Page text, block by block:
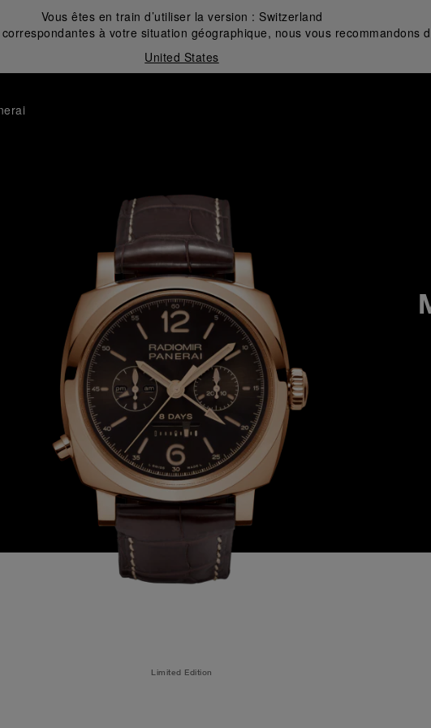
Vous êtes en train d’utiliser la version : Switzerland
à votre situation géographique, nous vous recommandons
United States
Limited Edition